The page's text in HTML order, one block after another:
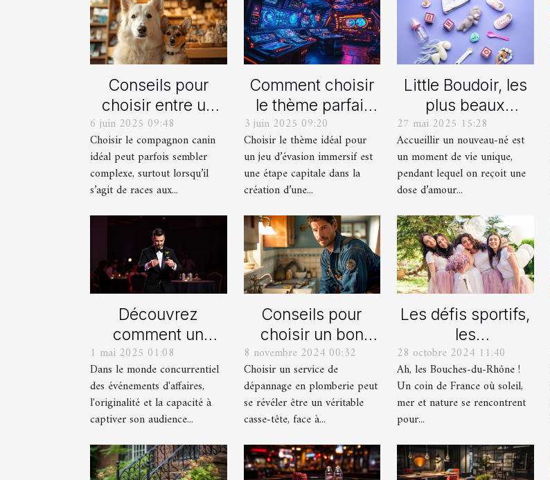
Conseils pour
choisir entre un
berger blanc
suisse et un
berger américain
miniature
6 juin 2025 09:48
Choisir le compagnon canin
idéal peut parfois sembler
complexe, surtout lorsqu’il
s’agit de races aux...
Comment choisir
le thème parfait
pour votre
prochain jeu
d'évasion
immersif
3 juin 2025 09:20
Choisir le thème idéal pour
un jeu d’évasion immersif est
une étape capitale dans la
création d’une...
Little Boudoir, les
plus beaux
cadeaux de
naissance
personnalisés !
27 mai 2025 15:28
Accueillir un nouveau-né est
un moment de vie unique,
pendant lequel on reçoit une
dose d’amour...
Découvrez
comment un
spectacle de
magie transforme
les événements
professionnels
1 mai 2025 01:08
Dans le monde concurrentiel
des événements d'affaires,
l'originalité et la capacité à
captiver son audience...
Conseils pour
choisir un bon
service de
dépannage en
plomberie
8 novembre 2024 00:32
Choisir un service de
dépannage en plomberie peut
se révéler être un véritable
casse-tête, face à...
Les défis sportifs,
les
incontournables
de toute
organisation d’EVG
et EVJF dans les
Rhône
28 octobre 2024 11:40
Ah, les Bouches-du-Rhône !
Un coin de France où soleil,
mer et nature se rencontrent
pour...